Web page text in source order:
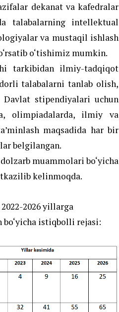
dekanat va kafedralar
talabalarning intellektual
va mustaqil ishlash
o‘tishimiz mumkin.
tarkibidan ilmiy-tadqiqot
talabalarni tanlab olish,
Davlat stipendiyalari uchun
olimpiadalarda, ilmiy va
maqsadida har bir
belgilangan.
muammolari bo‘yicha
kelinmoqda.
2026 yillarga
istiqbolli rejasi: